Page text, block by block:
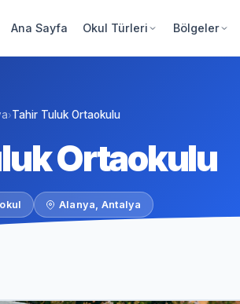
Ana Sayfa Okul Türleri Bölgeler
›Tahir Tuluk Ortaokulu
Ortaokulu
Alanya, Antalya